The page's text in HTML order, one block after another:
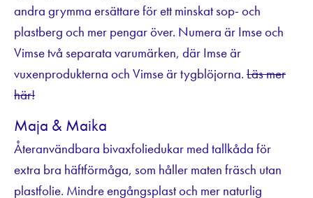
andra grymma ersättare för ett minskat sop- och
plastberg och mer pengar över. Numera är Imse och
Vimse två separata varumärken, där Imse är
vuxenprodukterna och Vimse är tygblöjorna. Läs mer
här!
Maja & Maika
Återanvändbara bivaxfoliedukar med tallkåda för
extra bra häftförmåga, som håller maten fräsch utan
plastfolie. Mindre engångsplast och mer naturlig